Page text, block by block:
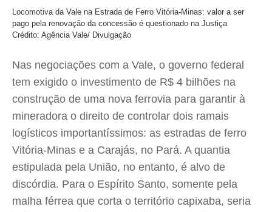
Locomotiva da Vale na Estrada de Ferro Vitória-Minas: valor a ser
pago pela renovação da concessão é questionado na Justiça
Crédito: Agência Vale/ Divulgação
Nas negociações com a Vale, o governo federal
tem exigido o investimento de R$ 4 bilhões na
construção de uma nova ferrovia para garantir à
mineradora o direito de controlar dois ramais
logísticos importantíssimos: as estradas de ferro
Vitória-Minas e a Carajás, no Pará. A quantia
estipulada pela União, no entanto, é alvo de
discórdia. Para o Espírito Santo, somente pela
malha férrea que corta o território capixaba, seria